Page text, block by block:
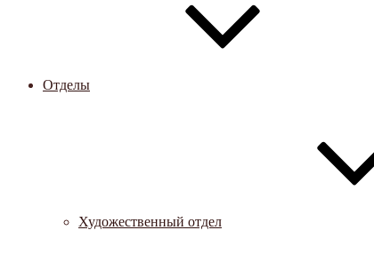
Отделы
Художественный отдел